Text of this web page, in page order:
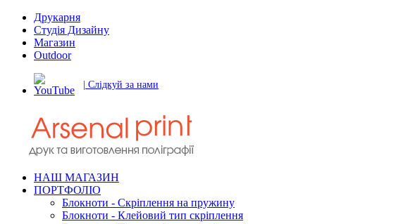
Друкарня
Студія Дизайну
Магазин
Outdoor
| Слідкуй за нами
НАШ МАГАЗИН
ПОРТФОЛІО
Блокноти - Скріплення на пружину
Блокноти - Клейовий тип скріплення